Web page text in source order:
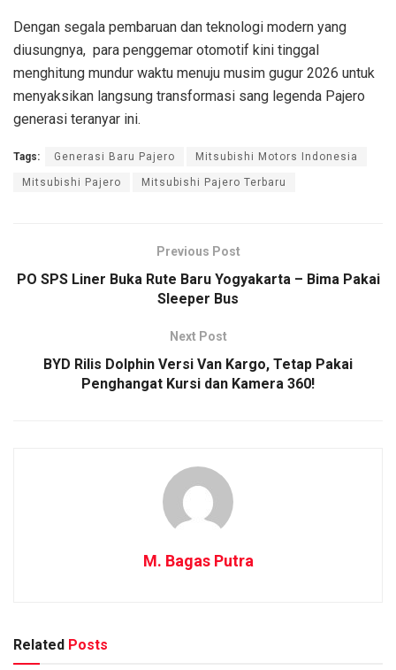
Dengan segala pembaruan dan teknologi modern yang
diusungnya, para penggemar otomotif kini tinggal
menghitung mundur waktu menuju musim gugur 2026 untuk
menyaksikan langsung transformasi sang legenda Pajero
generasi teranyar ini.
Tags: Generasi Baru Pajero Mitsubishi Motors Indonesia
Mitsubishi Pajero Mitsubishi Pajero Terbaru
Previous Post
PO SPS Liner Buka Rute Baru Yogyakarta – Bima Pakai
Sleeper Bus
Next Post
BYD Rilis Dolphin Versi Van Kargo, Tetap Pakai
Penghangat Kursi dan Kamera 360!
M. Bagas Putra
Related Posts